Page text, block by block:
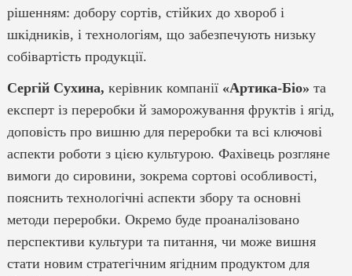
рішенням: добору сортів, стійких до хвороб і
шкідників, і технологіям, що забезпечують низьку
собівартість продукції.
Сергій Сухина, керівник компанії «Артика-Біо» та
експерт із переробки й заморожування фруктів і ягід,
доповість про вишню для переробки та всі ключові
аспекти роботи з цією культурою. Фахівець розгляне
вимоги до сировини, зокрема сортові особливості,
пояснить технологічні аспекти збору та основні
методи переробки. Окремо буде проаналізовано
перспективи культури та питання, чи може вишня
стати новим стратегічним ягідним продуктом для